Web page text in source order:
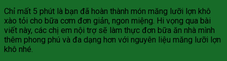
Chỉ mất 5 phút là bạn đã hoàn thành món măng lưỡi lợn khô
xào tỏi cho bữa cơm đơn giản, ngon miệng. Hi vọng qua bài
viết này, các chị em nội trợ sẽ làm thực đơn bữa ăn nhà mình
thêm phong phú và đa dạng hơn với nguyên liệu măng lưỡi lợn
khô nhé.